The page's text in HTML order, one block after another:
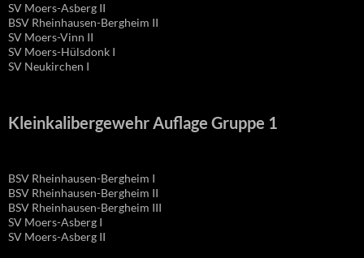
SV Moers-Asberg II
BSV Rheinhausen-Bergheim II
SV Moers-Vinn II
SV Moers-Hülsdonk I
SV Neukirchen I
Kleinkalibergewehr Auflage Gruppe 1
BSV Rheinhausen-Bergheim I
BSV Rheinhausen-Bergheim II
BSV Rheinhausen-Bergheim III
SV Moers-Asberg I
SV Moers-Asberg II